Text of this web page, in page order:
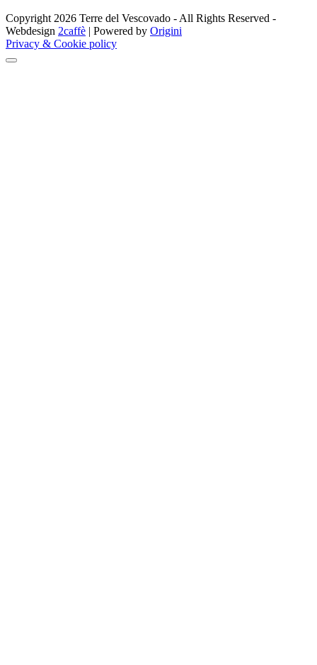
Copyright 2026 Terre del Vescovado - All Rights Reserved -
Webdesign 2caffè | Powered by Origini
Privacy & Cookie policy